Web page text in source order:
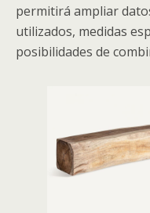
permitirá ampliar
utilizados, medidas
posibilidades de